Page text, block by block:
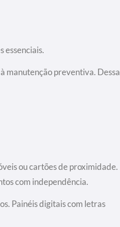
essenciais.
manutenção preventiva. Dessa
ou cartões de proximidade.
com independência.
Painéis digitais com letras